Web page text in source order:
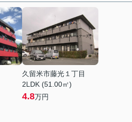
久留米市藤光１丁目
2LDK (51.00㎡)
4.8万円